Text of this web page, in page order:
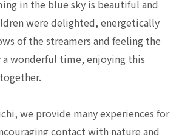
in the blue sky is beautiful and
were delighted, energetically
of the streamers and feeling the
wonderful time, enjoying this
we provide many experiences for
contact with nature and